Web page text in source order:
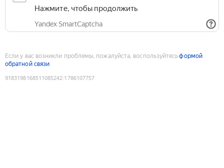
Нажмите, чтобы продолжить
Yandex SmartCaptcha
Если у вас возникли проблемы, пожалуйста, воспользуйтесьформой
обратной связи
9183198168511085242:1786107757